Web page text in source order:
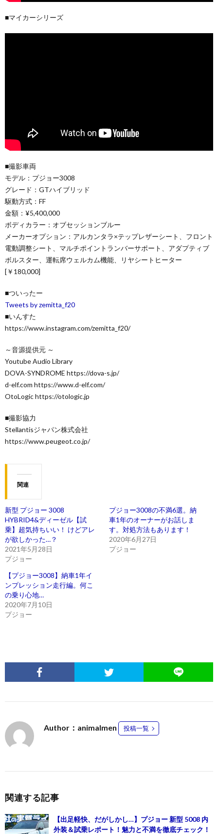
■マイカーシリーズ
■撮影車両
モデル：プジョー3008
グレード：GTハイブリッド
駆動方式：FF
金額：¥5,400,000
ボディカラー：オブセッションブルー
メーカーオプション：アルカンタラ×テップレザーシート、フロント
電動調整シート、マルチポイントランバーサポート、アダプティブ
ボルスター、運転席ウェルカム機能、リヤシートヒーター
[￥180,000]
■ついったー
Tweets by zemitta_f20
■いんすた
https://www.instagram.com/zemitta_f20/
～音源提供元 ～
Youtube Audio Library
DOVA-SYNDROME https://dova-s.jp/
d-elf.com https://www.d-elf.com/
OtoLogic https://otologic.jp
■撮影協力
Stellantisジャパン株式会社
https://www.peugeot.co.jp/
関連
新型 プジョー 3008
HYBRID4&ディーゼル【試
乗】超気持ちいい！ けどアレ
が欲しかった…？
2021年5月28日
プジョー
プジョー3008の不満6選。納
車1年のオーナーがお話しま
す。対処方法もあります！
2020年6月27日
プジョー
【プジョー3008】納車1年イ
ンプレッション走行編。何こ
の乗り心地…
2020年7月10日
プジョー
Author：animalmen 投稿一覧
関連する記事
【出足軽快、だがしかし…】プジョー 新型 5008 内
外装＆試乗レポート！魅力と不満を徹底チェック！